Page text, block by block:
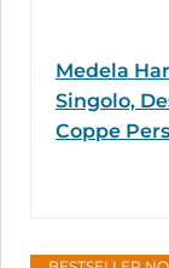
Medela
Singolo,
Coppe